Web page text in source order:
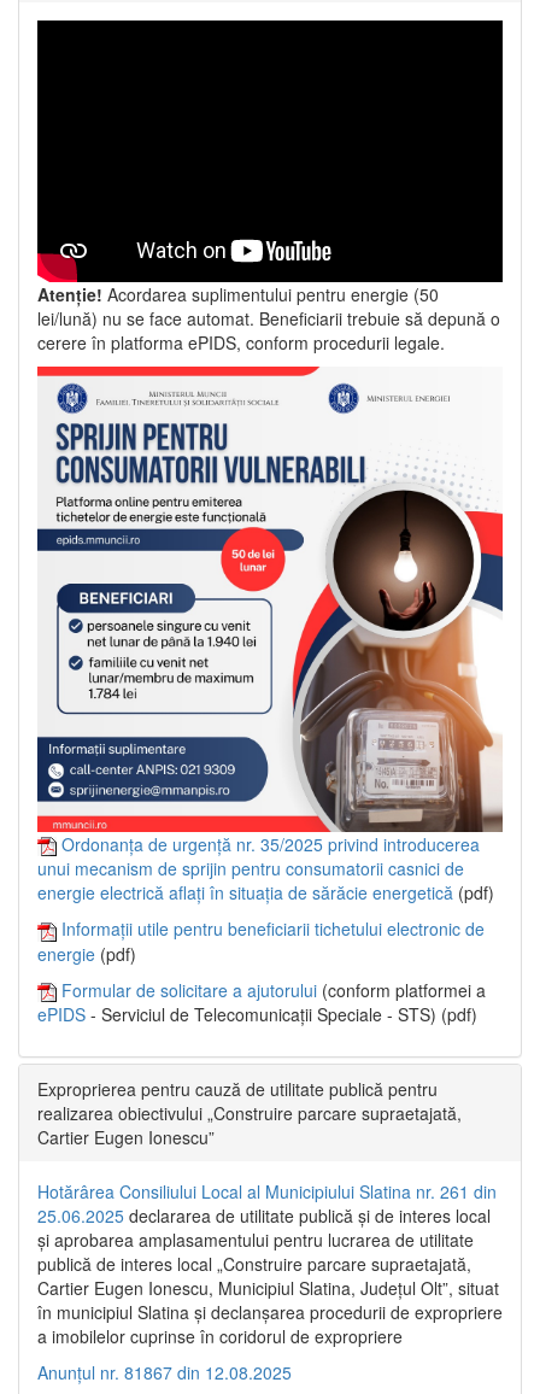
Atenție! Acordarea suplimentului pentru energie (50
lei/lună) nu se face automat. Beneficiarii trebuie să depună o
cerere în platforma ePIDS, conform procedurii legale.
Ordonanța de urgență nr. 35/2025 privind introducerea
unui mecanism de sprijin pentru consumatorii casnici de
energie electrică aflați în situația de sărăcie energetică (pdf)
Informații utile pentru beneficiarii tichetului electronic de
energie (pdf)
Formular de solicitare a ajutorului (conform platformei a
ePIDS - Serviciul de Telecomunicații Speciale - STS) (pdf)
Exproprierea pentru cauză de utilitate publică pentru
realizarea obiectivului „Construire parcare supraetajată,
Cartier Eugen Ionescu”
Hotărârea Consiliului Local al Municipiului Slatina nr. 261 din
25.06.2025 declararea de utilitate publică și de interes local
și aprobarea amplasamentului pentru lucrarea de utilitate
publică de interes local „Construire parcare supraetajată,
Cartier Eugen Ionescu, Municipiul Slatina, Județul Olt”, situat
în municipiul Slatina și declanșarea procedurii de expropriere
a imobilelor cuprinse în coridorul de expropriere
Anunțul nr. 81867 din 12.08.2025